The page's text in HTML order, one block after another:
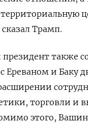
Трамп.
также
Ереваном и Баку
торговли и
этого,